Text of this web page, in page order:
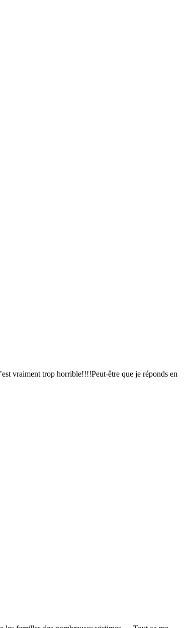
vraiment trop horrible!!!!Peut-être que je réponds en